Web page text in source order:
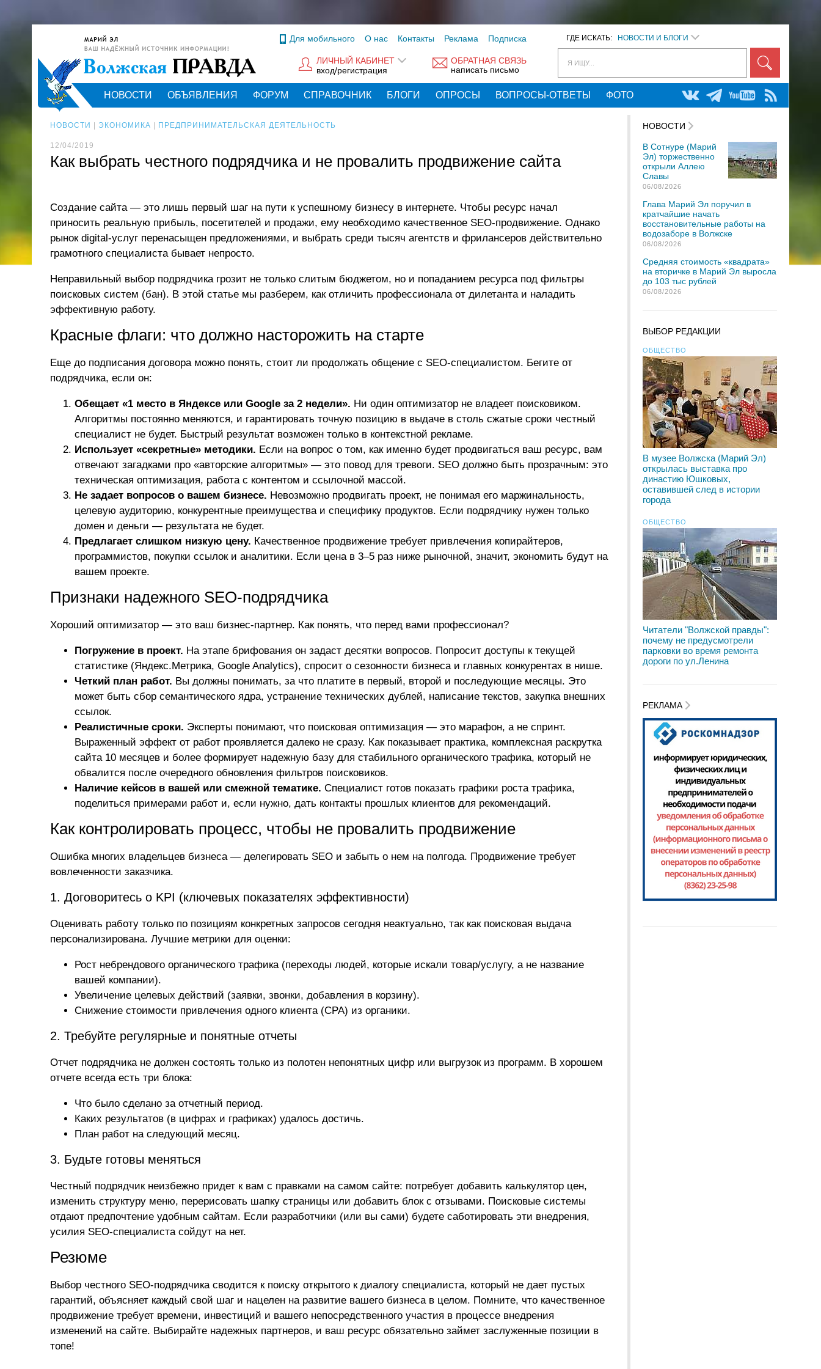
ГДЕ ИСКАТЬ: НОВОСТИ И БЛОГИ
Я ИЩУ...
Для мобильного О нас Контакты Реклама Подписка
ОБРАТНАЯ СВЯЗЬ
написать письмо
ЛИЧНЫЙ КАБИНЕТ
вход/регистрация
НОВОСТИ ОБЪЯВЛЕНИЯ ФОРУМ СПРАВОЧНИК БЛОГИ ОПРОСЫ ВОПРОСЫ-ОТВЕТЫ ФОТО
НОВОСТИ ЭКОНОМИКА ПРЕДПРИНИМАТЕЛЬСКАЯ ДЕЯТЕЛЬНОСТЬ
12/04/2019
Как выбрать честного подрядчика и не провалить продвижение сайта
Создание сайта — это лишь первый шаг на пути к успешному бизнесу в интернете. Чтобы ресурс начал
приносить реальную прибыль, посетителей и продажи, ему необходимо качественное SEO-продвижение. Однако
рынок digital-услуг перенасыщен предложениями, и выбрать среди тысяч агентств и фрилансеров действительно
грамотного специалиста бывает непросто.
Неправильный выбор подрядчика грозит не только слитым бюджетом, но и попаданием ресурса под фильтры
поисковых систем (бан). В этой статье мы разберем, как отличить профессионала от дилетанта и наладить
эффективную работу.
Красные флаги: что должно насторожить на старте
Еще до подписания договора можно понять, стоит ли продолжать общение с SEO-специалистом. Бегите от
подрядчика, если он:
Обещает «1 место в Яндексе или Google за 2 недели». Ни один оптимизатор не владеет поисковиком.
Алгоритмы постоянно меняются, и гарантировать точную позицию в выдаче в столь сжатые сроки честный
специалист не будет. Быстрый результат возможен только в контекстной рекламе.
Использует «секретные» методики. Если на вопрос о том, как именно будет продвигаться ваш ресурс, вам
отвечают загадками про «авторские алгоритмы» — это повод для тревоги. SEO должно быть прозрачным: это
техническая оптимизация, работа с контентом и ссылочной массой.
Не задает вопросов о вашем бизнесе. Невозможно продвигать проект, не понимая его маржинальность,
целевую аудиторию, конкурентные преимущества и специфику продуктов. Если подрядчику нужен только
домен и деньги — результата не будет.
Предлагает слишком низкую цену. Качественное продвижение требует привлечения копирайтеров,
программистов, покупки ссылок и аналитики. Если цена в 3–5 раз ниже рыночной, значит, экономить будут на
вашем проекте.
Признаки надежного SEO-подрядчика
Хороший оптимизатор — это ваш бизнес-партнер. Как понять, что перед вами профессионал?
Погружение в проект. На этапе брифования он задаст десятки вопросов. Попросит доступы к текущей
статистике (Яндекс.Метрика, Google Analytics), спросит о сезонности бизнеса и главных конкурентах в нише.
Четкий план работ. Вы должны понимать, за что платите в первый, второй и последующие месяцы. Это
может быть сбор семантического ядра, устранение технических дублей, написание текстов, закупка внешних
ссылок.
Реалистичные сроки. Эксперты понимают, что поисковая оптимизация — это марафон, а не спринт.
Выраженный эффект от работ проявляется далеко не сразу. Как показывает практика, комплексная раскрутка
сайта 10 месяцев и более формирует надежную базу для стабильного органического трафика, который не
обвалится после очередного обновления фильтров поисковиков.
Наличие кейсов в вашей или смежной тематике. Специалист готов показать графики роста трафика,
поделиться примерами работ и, если нужно, дать контакты прошлых клиентов для рекомендаций.
Как контролировать процесс, чтобы не провалить продвижение
Ошибка многих владельцев бизнеса — делегировать SEO и забыть о нем на полгода. Продвижение требует
вовлеченности заказчика.
1. Договоритесь о KPI (ключевых показателях эффективности)
Оценивать работу только по позициям конкретных запросов сегодня неактуально, так как поисковая выдача
персонализирована. Лучшие метрики для оценки:
Рост небрендового органического трафика (переходы людей, которые искали товар/услугу, а не название
вашей компании).
Увеличение целевых действий (заявки, звонки, добавления в корзину).
Снижение стоимости привлечения одного клиента (CPA) из органики.
2. Требуйте регулярные и понятные отчеты
Отчет подрядчика не должен состоять только из полотен непонятных цифр или выгрузок из программ. В хорошем
отчете всегда есть три блока:
Что было сделано за отчетный период.
Каких результатов (в цифрах и графиках) удалось достичь.
План работ на следующий месяц.
3. Будьте готовы меняться
Честный подрядчик неизбежно придет к вам с правками на самом сайте: потребует добавить калькулятор цен,
изменить структуру меню, перерисовать шапку страницы или добавить блок с отзывами. Поисковые системы
отдают предпочтение удобным сайтам. Если разработчики (или вы сами) будете саботировать эти внедрения,
усилия SEO-специалиста сойдут на нет.
Резюме
Выбор честного SEO-подрядчика сводится к поиску открытого к диалогу специалиста, который не дает пустых
гарантий, объясняет каждый свой шаг и нацелен на развитие вашего бизнеса в целом. Помните, что качественное
продвижение требует времени, инвестиций и вашего непосредственного участия в процессе внедрения
изменений на сайте. Выбирайте надежных партнеров, и ваш ресурс обязательно займет заслуженные позиции в
топе!
НОВОСТИ
В Сотнуре (Марий
Эл) торжественно
открыли Аллею
Славы
06/08/2026
Глава Марий Эл поручил в
кратчайшие начать
восстановительные работы на
водозаборе в Волжске
06/08/2026
Средняя стоимость «квадрата»
на вторичке в Марий Эл выросла
до 103 тыс рублей
06/08/2026
ВЫБОР РЕДАКЦИИ
ОБЩЕСТВО
В музее Волжска (Марий Эл)
открылась выставка про
династию Юшковых,
оставившей след в истории
города
ОБЩЕСТВО
Читатели "Волжской правды":
почему не предусмотрели
парковки во время ремонта
дороги по ул.Ленина
РЕКЛАМА